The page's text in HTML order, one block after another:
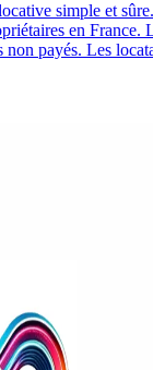
simple et sûre.
en France.
non payés. Les